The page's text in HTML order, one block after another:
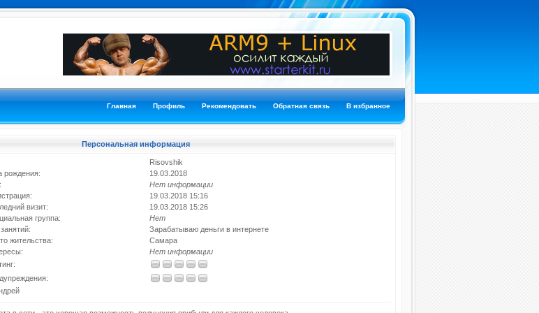
Главная Профиль Рекомендовать Обратная связь В избранное
Персональная информация
Risovshik
рождения:
19.03.2018
Нет информации
19.03.2018 15:16
визит:
19.03.2018 15:26
группа:
Нет
Зарабатываю деньги в интернете
жительства:
Самара
Нет информации